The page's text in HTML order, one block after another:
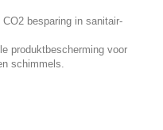
besparing in sanitair-
produktbescherming voor
schimmels.